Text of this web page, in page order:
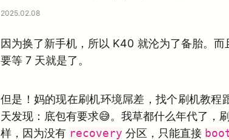
2025.02.08
因为换了新手机，所以 K40 就沦为了备胎。
要等 7 天就是了。
但是！妈的现在刷机环境屌差，找个刷机教
天发现：底包有要求😅。我草都什么年代了，
样，因为没有 recovery 分区，只能直接